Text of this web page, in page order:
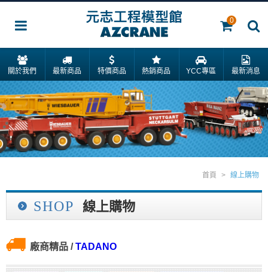
0
關於我們 最新商品 特價商品 熱銷商品 YCC專區 最新消息
SHOP 線上購物
首頁 > 線上購物
廠商精品 /TADANO